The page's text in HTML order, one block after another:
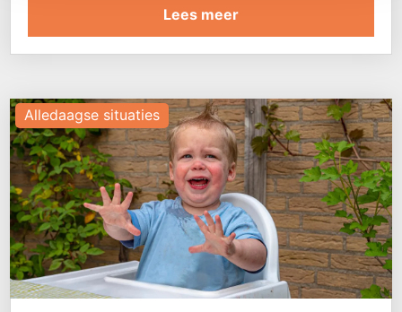
Lees meer
Alledaagse situaties